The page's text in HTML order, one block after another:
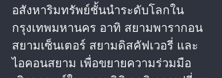
อสังหาริมทรัพย์ชั้นนำระดับโลกใน
กรุงเทพมหานคร อาทิ สยามพารากอน
สยามเซ็นเตอร์ สยามดิสคัฟเวอรี่ และ
ไอคอนสยาม เพื่อขยายความร่วมมือ